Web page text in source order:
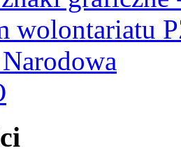
wolontariatu